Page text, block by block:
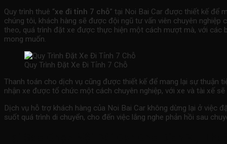
Quy trình thuê “xe đi tỉnh 7 chỗ” tại Noi Bai Car được thiết kế để
chúng tôi, khách hàng sẽ được đội ngũ tư vấn viên chuyên nghiệp
theo, quá trình đặt xe được thực hiện một cách mượt mà, với các
mong muốn.
Quy Trình Đặt Xe Đi Tỉnh 7 Chỗ
Thanh toán cho dịch vụ cũng được thiết kế để mang lại sự thuận
nhận xe được tổ chức một cách chuyên nghiệp, với xe và tài xế
Dịch vụ hỗ trợ khách hàng của Noi Bai Car không dừng lại ở việc
suốt quá trình di chuyển, cho đến việc lắng nghe phản hồi sau